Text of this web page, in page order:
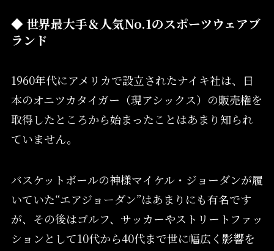
◆ 世界最大手＆人気No.1のスポーツウェアブ
ランド
1960年代にアメリカで設立されたナイキ社は、日
本のオニツカタイガー（現アシックス）の販売権を
取得したところから始まったことはあまり知られ
ていません。
バスケットボールの神様マイケル・ジョーダンが履
いていた“エアジョーダン”はあまりにも有名です
が、その後はゴルフ、サッカーやストリートファッ
ションとして10代から40代まで世に幅広く影響を